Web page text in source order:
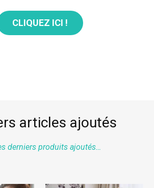
CLIQUEZ ICI !
articles ajoutés
derniers produits ajoutés…